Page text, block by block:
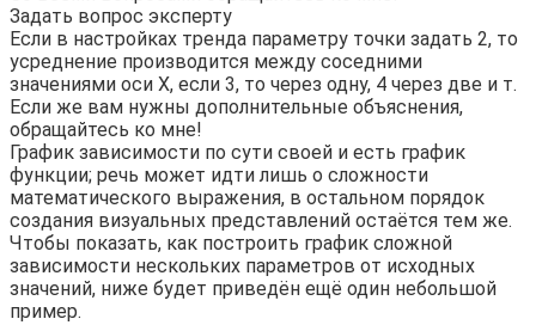
Задать вопрос эксперту
Если в настройках тренда параметру точки задать 2, то
усреднение производится между соседними
значениями оси X, если 3, то через одну, 4 через две и т.
Если же вам нужны дополнительные объяснения,
обращайтесь ко мне!
График зависимости по сути своей и есть график
функции; речь может идти лишь о сложности
математического выражения, в остальном порядок
создания визуальных представлений остаётся тем же.
Чтобы показать, как построить график сложной
зависимости нескольких параметров от исходных
значений, ниже будет приведён ещё один небольшой
пример.